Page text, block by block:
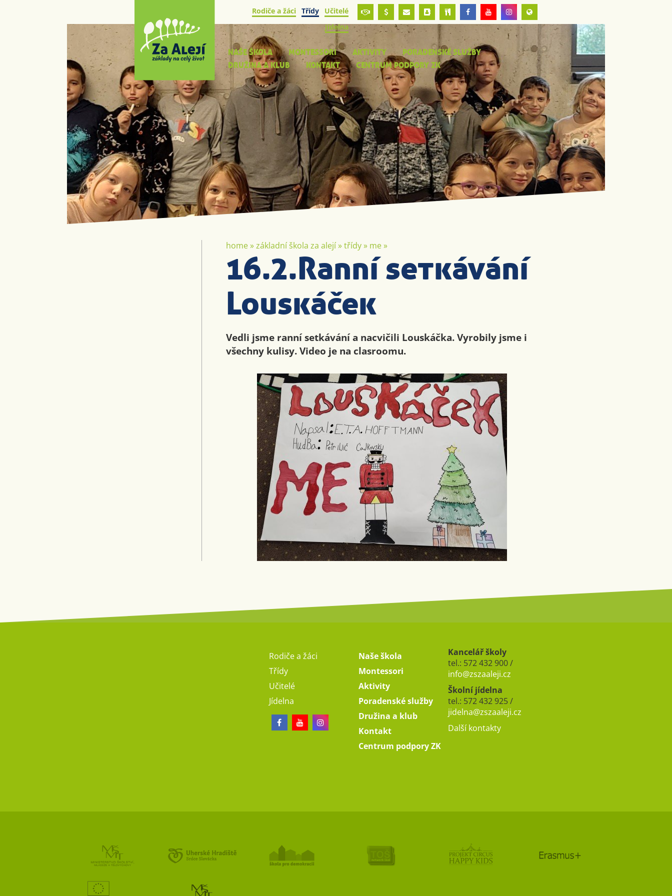
Rodiče a žáci Třídy
Učitelé
Jídelna
NAŠE ŠKOLA MONTESSORI AKTIVITY
PORADENSKÉ SLUŽBY
DRUŽINA A KLUB
KONTAKT CENTRUM PODPORY ZK
home»základní škola za alejí»třídy» me»
16.2.Ranní setkávání
Louskáček
Vedli jsme ranní setkávání a nacvičili Louskáčka. Vyrobily jsme i
všechny kulisy. Video je na clasroomu.
Rodiče a žáci
Třídy
Učitelé
Jídelna
Naše škola
Montessori
Aktivity
Poradenské služby
Družina a klub
Kontakt
Centrum podpory ZK
Kancelář školy
tel.: 572 432 900 /
info@zszaaleji.cz
Školní jídelna
tel.: 572 432 925 /
jidelna@zszaaleji.cz
Další kontakty